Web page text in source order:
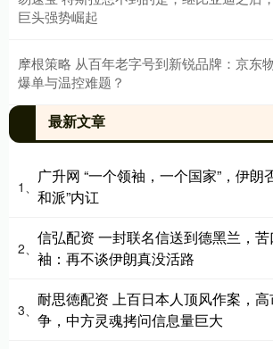
巨头强势崛起
摩根策略 从百年老字号到新锐品牌：京东
爆单与温控难题？
最新文章
1、
广升网 “一个领袖，一个国家”，伊朗
和派”内讧
2、
信弘配资 一封联名信送到德黑兰，
袖：再不谈伊朗真没活路
3、
耐思徳配资 上百日本人顶风作案，
争，中方灵魂拷问信息量巨大